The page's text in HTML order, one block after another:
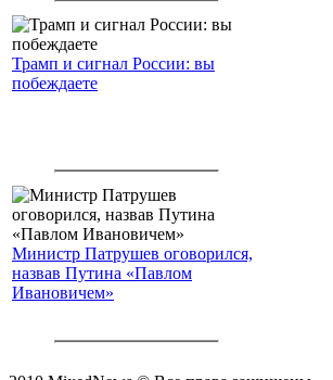
Трамп и сигнал России: вы
побеждаете
Министр Патрушев оговорился,
назвав Путина «Павлом
Ивановичем»